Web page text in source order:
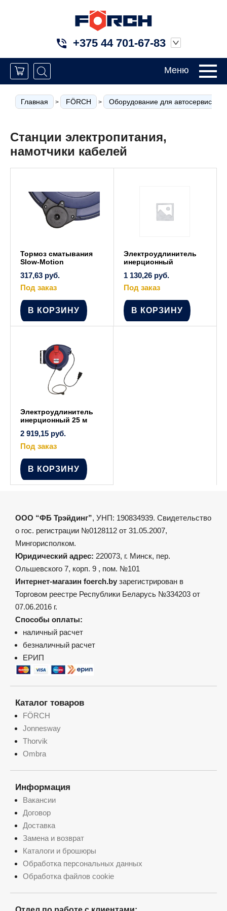
+375 44 701-67-83
Меню
Главная > FÖRCH > Оборудование для автосервиса
Станции электропитания,
намотчики кабелей
Тормоз сматывания
Slow-Motion
317,63 руб.
Под заказ
В КОРЗИНУ
Электроудлинитель
инерционный
1 130,26 руб.
Под заказ
В КОРЗИНУ
Электроудлинитель
инерционный 25 м
2 919,15 руб.
Под заказ
В КОРЗИНУ
ООО “ФБ Трэйдинг”, УНП: 190834939. Свидетельство
о гос. регистрации №0128112 от 31.05.2007,
Мингорисполком.
Юридический адрес: 220073, г. Минск, пер.
Ольшевского 7, корп. 9 , пом. №101
Интернет-магазин foerch.by зарегистрирован в
Торговом реестре Республики Беларусь №334203 от
07.06.2016 г.
Способы оплаты:
наличный расчет
безналичный расчет
ЕРИП
Каталог товаров
FÖRCH
Jonnesway
Thorvik
Ombra
Информация
Вакансии
Договор
Доставка
Замена и возврат
Каталоги и брошюры
Обработка персональных данных
Обработка файлов cookie